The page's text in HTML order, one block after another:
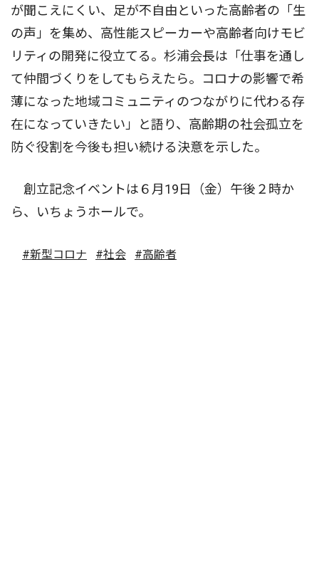
が聞こえにくい、足が不自由といった高齢者の「生
の声」を集め、高性能スピーカーや高齢者向けモビ
リティの開発に役立てる。杉浦会長は「仕事を通し
て仲間づくりをしてもらえたら。コロナの影響で希
薄になった地域コミュニティのつながりに代わる存
在になっていきたい」と語り、高齢期の社会孤立を
防ぐ役割を今後も担い続ける決意を示した。
創立記念イベントは６月19日（金）午後２時か
ら、いちょうホールで。
#新型コロナ #社会 #高齢者